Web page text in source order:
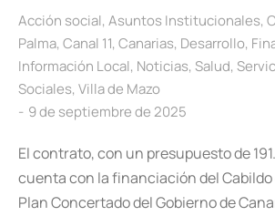
Acción social, Asuntos Institucionales,
Palma, Canal 11, Canarias, Desarrollo,
Información Local, Noticias, Salud,
Sociales, Villa de Mazo
9 de septiembre de 2025
El contrato, con un presupuesto de
cuenta con la financiación del Cabildo
Plan Concertado del Gobierno de